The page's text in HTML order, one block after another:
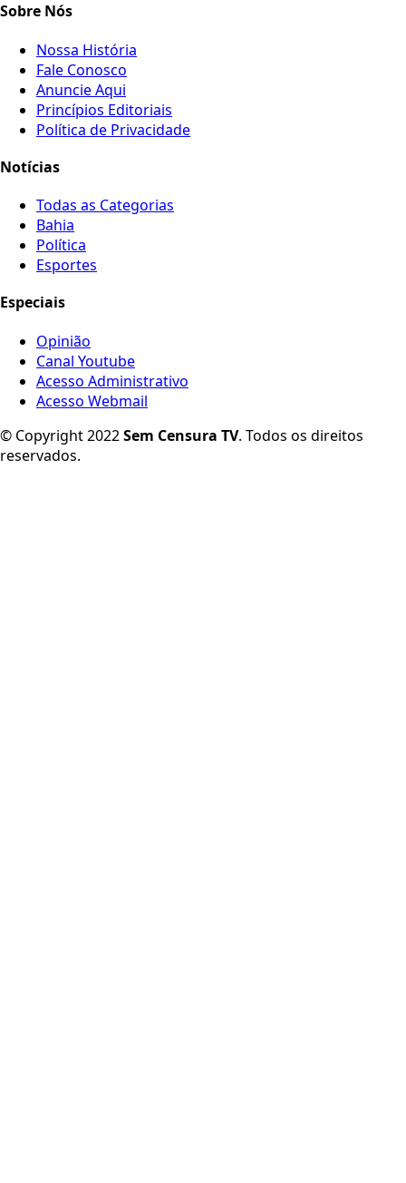
Sobre Nós
Nossa História
Fale Conosco
Anuncie Aqui
Princípios Editoriais
Política de Privacidade
Notícias
Todas as Categorias
Bahia
Política
Esportes
Especiais
Opinião
Canal Youtube
Acesso Administrativo
Acesso Webmail
© Copyright 2022Sem Censura TV. Todos os direitos
reservados.